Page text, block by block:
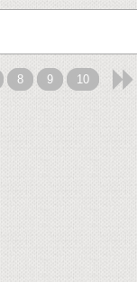
8 9 10 